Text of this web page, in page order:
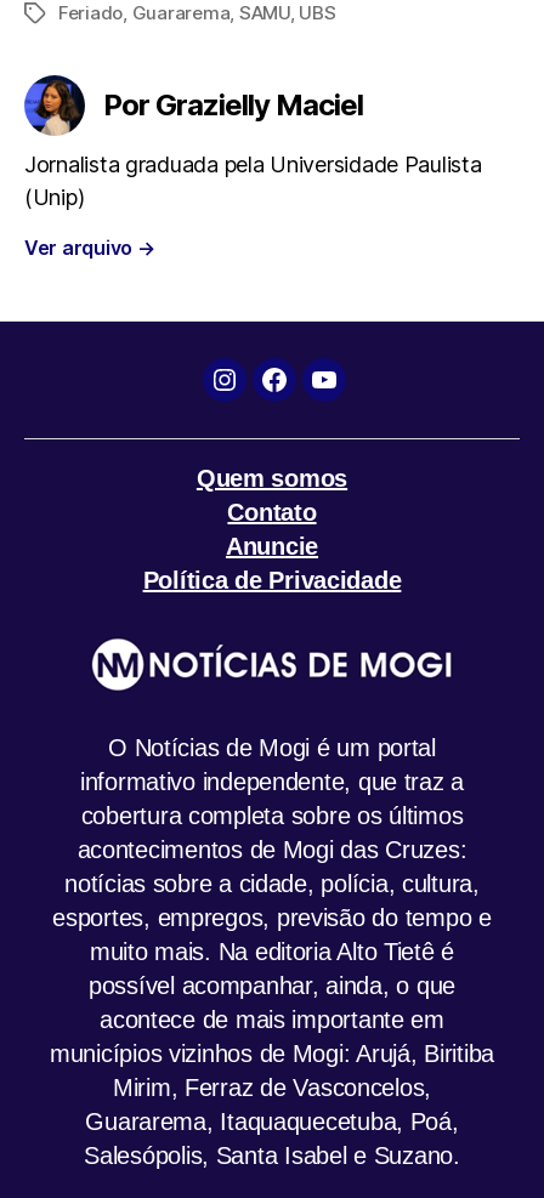
o
k
a
p
l
m
TagsFeriado, Guararema, SAMU, UBS
Por Grazielly Maciel
Jornalista graduada pela Universidade Paulista
(Unip)
Ver arquivo →
Instagram
FacebookYouTube
Quem somos
Contato
Anuncie
Política de Privacidade
O Notícias de Mogi é um portal
informativo independente, que traz a
cobertura completa sobre os últimos
acontecimentos de Mogi das Cruzes:
notícias sobre a cidade, polícia, cultura,
esportes, empregos, previsão do tempo e
muito mais. Na editoria Alto Tietê é
possível acompanhar, ainda, o que
acontece de mais importante em
municípios vizinhos de Mogi: Arujá, Biritiba
Mirim, Ferraz de Vasconcelos,
Guararema, Itaquaquecetuba, Poá,
Salesópolis, Santa Isabel e Suzano.